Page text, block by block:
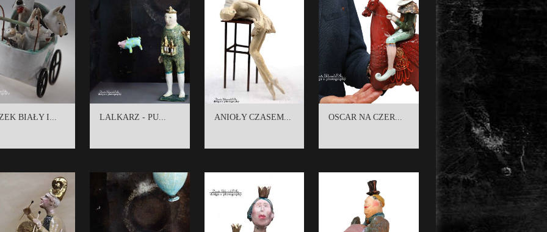
BIAŁY I... LALKARZ - PU... ANIOŁY CZASEM... OSCAR NA CZER...